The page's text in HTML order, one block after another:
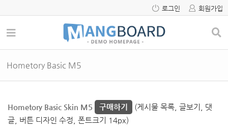
로그인 회원가입
Hometory Basic M5
Hometory Basic Skin M5 구매하기
(게시물 목록, 글보기, 댓
글, 버튼 디자인 수정, 폰트크기 14px)